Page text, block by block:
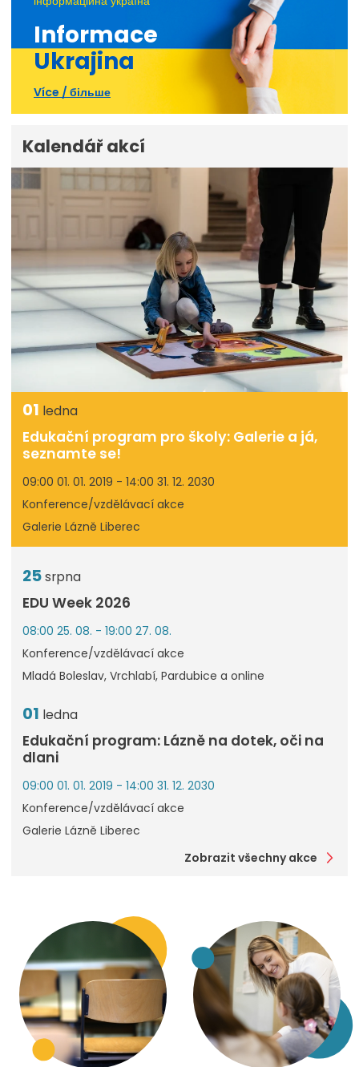
Informace
Ukrajina
Více / більше
Kalendář akcí
01 ledna
Edukační program pro školy: Galerie a já,
seznamte se!
09:00 01. 01. 2019 - 14:00 31. 12. 2030
Konference/vzdělávací akce
Galerie Lázně Liberec
25srpna
EDU Week 2026
08:00 25. 08. - 19:00 27. 08.
Konference/vzdělávací akce
Mladá Boleslav, Vrchlabí, Pardubice a online
01 ledna
Edukační program: Lázně na dotek, oči na
dlani
09:00 01. 01. 2019 - 14:00 31. 12. 2030
Konference/vzdělávací akce
Galerie Lázně Liberec
Zobrazit všechny akce